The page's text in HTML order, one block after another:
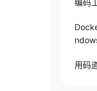
编码
用码